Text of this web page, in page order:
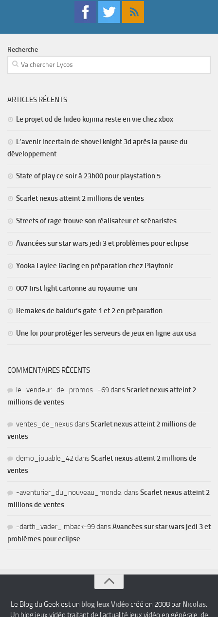
Recherche
ARTICLES RÉCENTS
Le projet od de hideo kojima reste en vie chez xbox
L’avenir incertain de shovel knight 3d après la pause du
développement
State of play ce soir à 23h00 pour playstation 5
Scarlet nexus atteint 2 millions de ventes
Streets of rage trouve son réalisateur et scénaristes
Avancées sur star wars jedi 3 et problèmes pour eclipse
Yooka Laylee Racing en préparation chez Playtonic
007 first light cartonne au royaume-uni
Remakes de baldur’s gate 1 et 2 en préparation
Une loi pour protéger les serveurs de jeux en ligne aux usa
COMMENTAIRES RÉCENTS
le_vendeur_de_promos_-69dansScarlet nexus atteint 2
millions de ventes
ventes_de_nexusdansScarlet nexus atteint 2 millions de
ventes
demo_jouable_42dansScarlet nexus atteint 2 millions de
ventes
-aventurier_du_nouveau_monde. dansScarlet nexus atteint 2
millions de ventes
-darth_vader_imback-99dansAvancées sur star wars jedi 3 et
problèmes pour eclipse
Le Blog du Geek est un blog Jeux Vidéocréé en 2008 par Nicolas.
Un blog jeux vidéo traitant de l'actualité jeux vidéo en générale, de